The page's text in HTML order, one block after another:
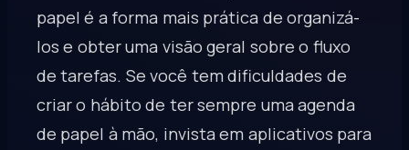
papel é a forma mais prática de organizá-
los e obter uma visão geral sobre o fluxo
de tarefas. Se você tem dificuldades de
criar o hábito de ter sempre uma agenda
de papel à mão, invista em aplicativos para